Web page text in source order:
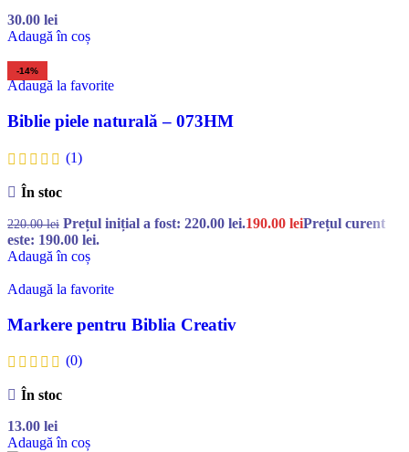
30.00 lei
Adaugă în coș
-14%
Adaugă la favorite
Biblie piele naturală – 073HM
(1)
În stoc
220.00lei Prețul inițial a fost: 220.00 lei.190.00 leiPrețul curent
este: 190.00 lei.
Adaugă în coș
Adaugă la favorite
Markere pentru Biblia Creativ
(0)
În stoc
13.00 lei
Adaugă în coș